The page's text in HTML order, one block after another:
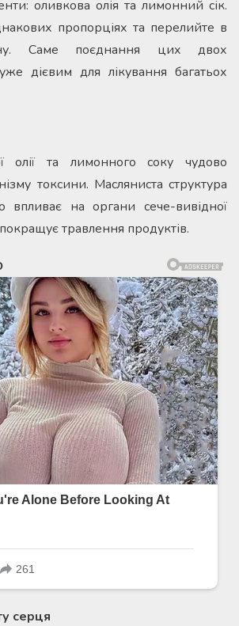
оливкова олія та лимонний сік.
пропорціях та перелийте в
Саме поєднання цих двох
дієвим для лікування багатьох
олії та лимонного соку чудово
токсини. Масляниста структура
впливає на органи сече-вивідної
травлення продуктів.
серця